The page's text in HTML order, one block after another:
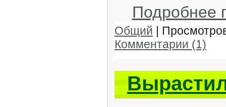
Подробнее
Общий |
Комментарии (1)